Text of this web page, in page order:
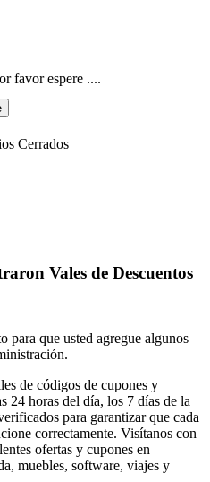
favor espere ....
Cerrados
Vales de Descuentos
para que usted agregue algunos
de códigos de cupones y
24 horas del día, los 7 días de la
para garantizar que cada
correctamente. Visítanos con
ofertas y cupones en
muebles, software, viajes y